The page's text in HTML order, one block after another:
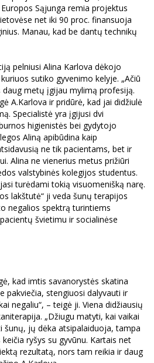
Sąjunga remia projektus
net iki 90 proc. finansuoja
Manau, kad be dantų technikų
pelniusi Alina Karlova dėkojo
sutiko gyvenimo kelyje. „Ačiū
daug metų įgijau mylimą profesiją.
A.Karlova ir pridūrė, kad jai didžiulė
Specialistė yra įgijusi dvi
higienistės bei gydytojo
Aliną apibūdina kaip
ne tik pacientams, bet ir
Alina ne vienerius metus prižiūri
valstybinės kolegijos studentus.
turėdami tokią visuomenišką narę.
lakštutė“ ji veda šunų terapijos
negalios spektrą turintiems
švietimu ir socialinėse
kad imtis savanorystės skatina
pakviečia, stengiuosi dalyvauti ir
negaliu“, – teigė ji. Viena didžiausių
„Džiugu matyti, kai vaikai
šunų, jų dėka atsipalaiduoja, tampa
ryšys su gyvūnu. Kartais net
rezultatą, nors tam reikia ir daug